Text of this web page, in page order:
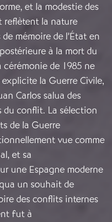
et la modestie des
reflètent la nature
mémoire de l’État en
à la mort du
de 1985 ne
la Guerre Civile,
Carlos salua des
du conflit. La sélection
de la Guerre
vue comme
et sa
une Espagne moderne
un souhait de
des conflits internes
fut à